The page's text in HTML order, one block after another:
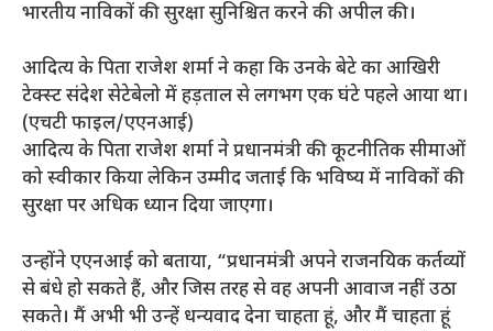
भारतीय नाविकों की सुरक्षा सुनिश्चित करने की अपील की।
आदित्य के पिता राजेश शर्मा ने कहा कि उनके बेटे का आखिरी
टेक्स्ट संदेश सेटेबेलो में हड़ताल से लगभग एक घंटे पहले आया था।
(एचटी फाइल/एएनआई)
आदित्य के पिता राजेश शर्मा ने प्रधानमंत्री की कूटनीतिक सीमाओं
को स्वीकार किया लेकिन उम्मीद जताई कि भविष्य में नाविकों की
सुरक्षा पर अधिक ध्यान दिया जाएगा।
उन्होंने एएनआई को बताया, “प्रधानमंत्री अपने राजनयिक कर्तव्यों
से बंधे हो सकते हैं, और जिस तरह से वह अपनी आवाज नहीं उठा
सकते। मैं अभी भी उन्हें धन्यवाद देना चाहता हूं, और मैं चाहता हूं